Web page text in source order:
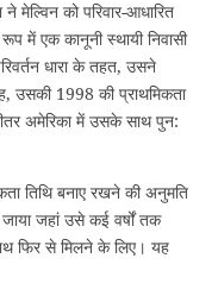
मेल्विन को परिवार-आधारित
में एक कानूनी स्थायी निवासी
धारा के तहत, उसने
उसकी 1998 की प्राथमिकता
अमेरिका में उसके साथ पुन:
तिथि बनाए रखने की अनुमति
जहां उसे कई वर्षों तक
फिर से मिलने के लिए। यह